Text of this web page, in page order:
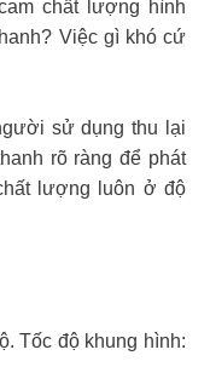
chất lượng hình
Việc gì khó cứ
sử dụng thu lại
rõ ràng để phát
lượng luôn ở độ
Tốc độ khung hình: